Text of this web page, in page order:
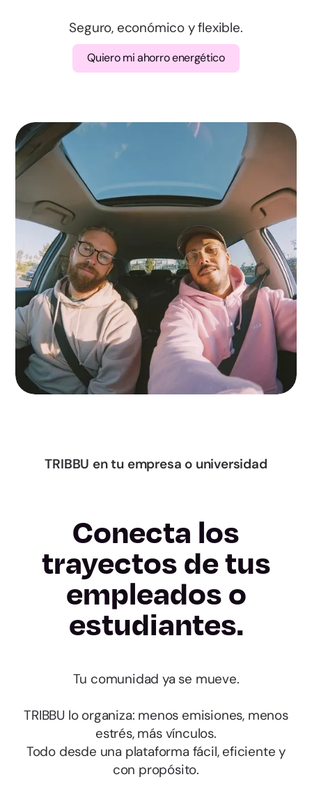
Badajoz
Cáceres
Lugo
Ourense
Pontevedra
Madrid
Murcia
Navarra
Álava
Bizkaia
Ceuta
Melilla
Almería
Córdoba
Granada
Huelva
Seguro, económico y flexible.
Quiero mi ahorro energético
TRIBBU en tu empresa o universidad
Conecta los
trayectos de tus
empleados o
estudiantes.
Tu comunidad ya se mueve.
TRIBBU lo organiza: menos emisiones, menos
estrés, más vínculos.
Todo desde una plataforma fácil, eficiente y
con propósito.